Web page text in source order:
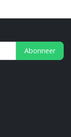
Abonneer